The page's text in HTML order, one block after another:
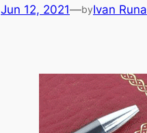
Jun 12, 2021—byIvan Runa